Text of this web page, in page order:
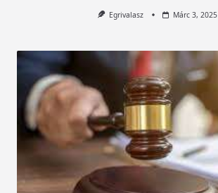
Egrivalasz Márc 3, 2025